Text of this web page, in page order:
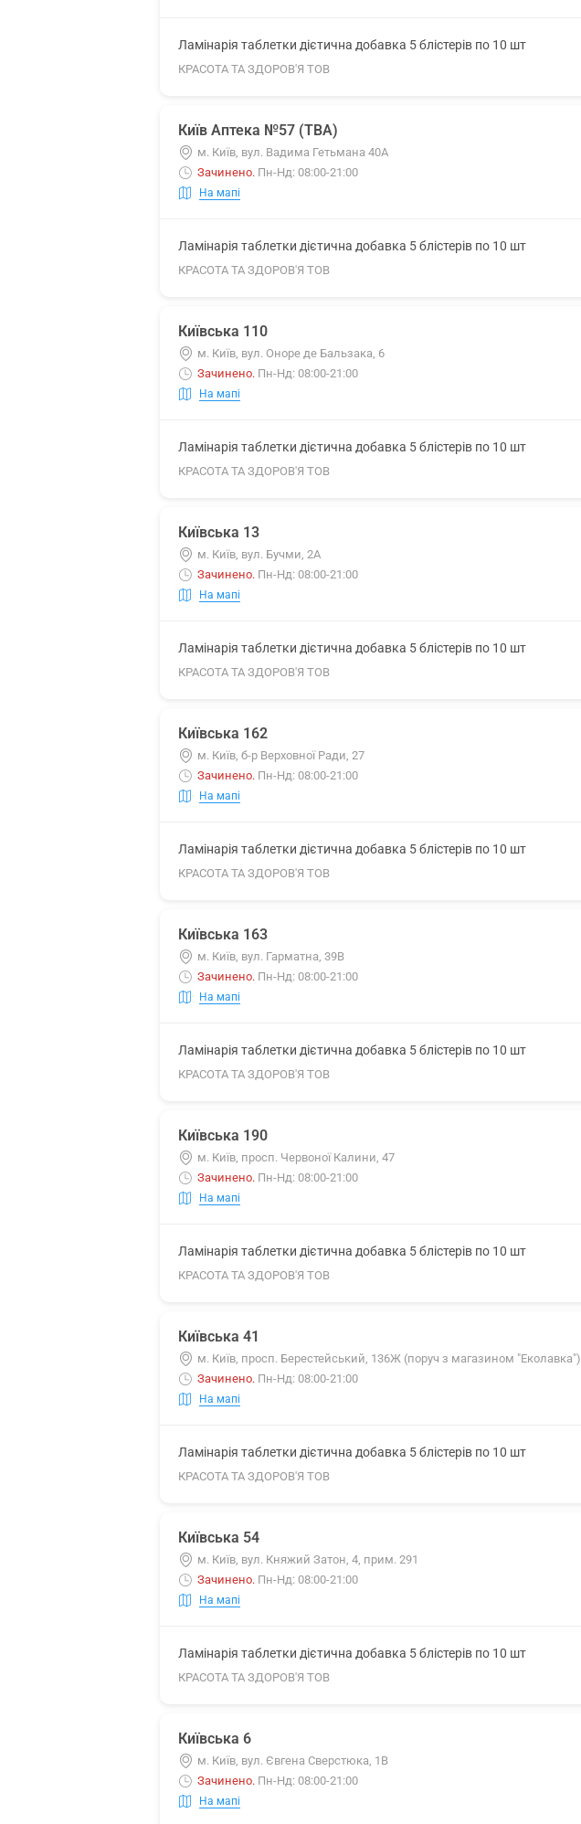
Ламінарія таблетки дієтична добавка 5 блістерів по 10 шт
КРАСОТА ТА ЗДОРОВ'Я ТОВ
Київ Аптека №57 (ТВА)
м. Київ, вул. Вадима Гетьмана 40А
Зачинено. Пн-Нд: 08:00-21:00
На мапі
Ламінарія таблетки дієтична добавка 5 блістерів по 10 шт
КРАСОТА ТА ЗДОРОВ'Я ТОВ
Київська 110
м. Київ, вул. Оноре де Бальзака, 6
Зачинено. Пн-Нд: 08:00-21:00
На мапі
Ламінарія таблетки дієтична добавка 5 блістерів по 10 шт
КРАСОТА ТА ЗДОРОВ'Я ТОВ
Київська 13
м. Київ, вул. Бучми, 2А
Зачинено. Пн-Нд: 08:00-21:00
На мапі
Ламінарія таблетки дієтична добавка 5 блістерів по 10 шт
КРАСОТА ТА ЗДОРОВ'Я ТОВ
Київська 162
м. Київ, б-р Верховної Ради, 27
Зачинено. Пн-Нд: 08:00-21:00
На мапі
Ламінарія таблетки дієтична добавка 5 блістерів по 10 шт
КРАСОТА ТА ЗДОРОВ'Я ТОВ
Київська 163
м. Київ, вул. Гарматна, 39В
Зачинено. Пн-Нд: 08:00-21:00
На мапі
Ламінарія таблетки дієтична добавка 5 блістерів по 10 шт
КРАСОТА ТА ЗДОРОВ'Я ТОВ
Київська 190
м. Київ, просп. Червоної Калини, 47
Зачинено. Пн-Нд: 08:00-21:00
На мапі
Ламінарія таблетки дієтична добавка 5 блістерів по 10 шт
КРАСОТА ТА ЗДОРОВ'Я ТОВ
Київська 41
м. Київ, просп. Берестейський, 136Ж (поруч з магазином "Еколавка")
Зачинено. Пн-Нд: 08:00-21:00
На мапі
Ламінарія таблетки дієтична добавка 5 блістерів по 10 шт
КРАСОТА ТА ЗДОРОВ'Я ТОВ
Київська 54
м. Київ, вул. Княжий Затон, 4, прим. 291
Зачинено. Пн-Нд: 08:00-21:00
На мапі
Ламінарія таблетки дієтична добавка 5 блістерів по 10 шт
КРАСОТА ТА ЗДОРОВ'Я ТОВ
Київська 6
м. Київ, вул. Євгена Сверстюка, 1В
Зачинено. Пн-Нд: 08:00-21:00
На мапі